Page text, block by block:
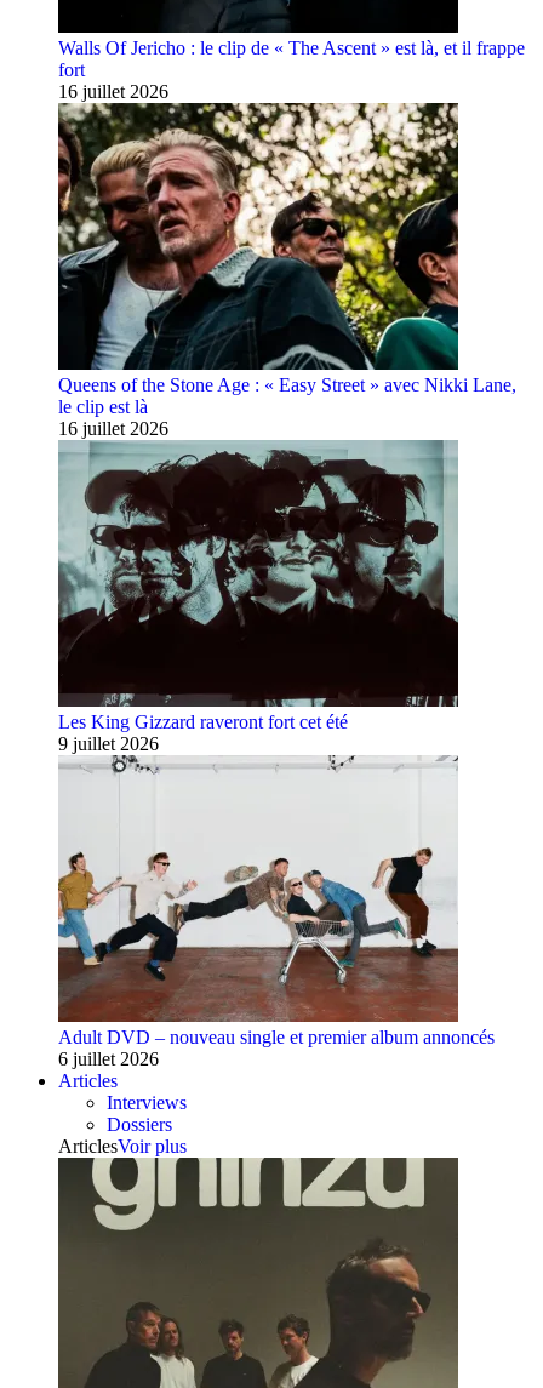
Walls Of Jericho : le clip de « The Ascent » est là, et il frappe
fort
16 juillet 2026
Queens of the Stone Age : « Easy Street » avec Nikki Lane,
le clip est là
16 juillet 2026
Les King Gizzard raveront fort cet été
9 juillet 2026
Adult DVD – nouveau single et premier album annoncés
6 juillet 2026
Articles
Interviews
Dossiers
ArticlesVoir plus